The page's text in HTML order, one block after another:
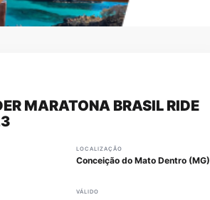
MARATONA BRASIL RIDE
LOCALIZAÇÃO
Conceição do Mato Dentro (MG)
VÁLIDO